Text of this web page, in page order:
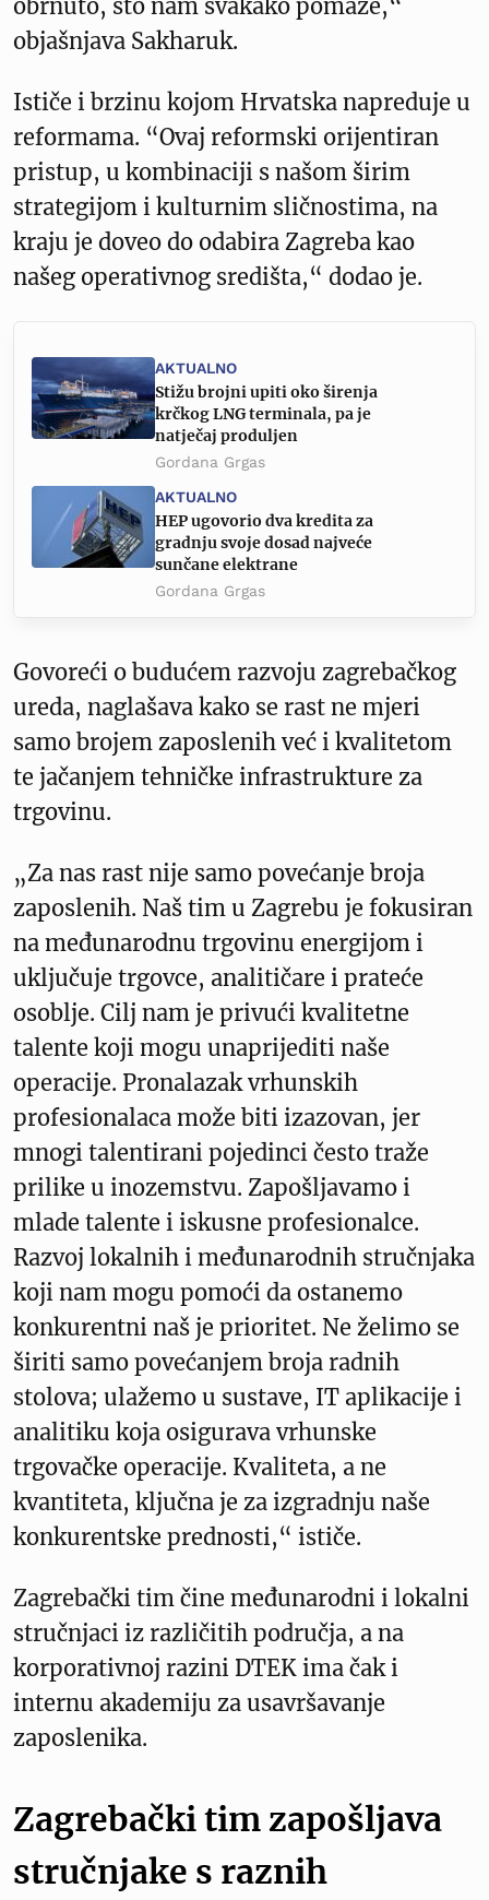
obrnuto, što nam svakako pomaže,“
objašnjava Sakharuk.
Ističe i brzinu kojom Hrvatska napreduje u
reformama. “Ovaj reformski orijentiran
pristup, u kombinaciji s našom širim
strategijom i kulturnim sličnostima, na
kraju je doveo do odabira Zagreba kao
našeg operativnog središta,“ dodao je.
AKTUALNO
Stižu brojni upiti oko širenja
krčkog LNG terminala, pa je
natječaj produljen
Gordana Grgas
AKTUALNO
HEP ugovorio dva kredita za
gradnju svoje dosad najveće
sunčane elektrane
Gordana Grgas
Govoreći o budućem razvoju zagrebačkog
ureda, naglašava kako se rast ne mjeri
samo brojem zaposlenih već i kvalitetom
te jačanjem tehničke infrastrukture za
trgovinu.
„Za nas rast nije samo povećanje broja
zaposlenih. Naš tim u Zagrebu je fokusiran
na međunarodnu trgovinu energijom i
uključuje trgovce, analitičare i prateće
osoblje. Cilj nam je privući kvalitetne
talente koji mogu unaprijediti naše
operacije. Pronalazak vrhunskih
profesionalaca može biti izazovan, jer
mnogi talentirani pojedinci često traže
prilike u inozemstvu. Zapošljavamo i
mlade talente i iskusne profesionalce.
Razvoj lokalnih i međunarodnih stručnjaka
koji nam mogu pomoći da ostanemo
konkurentni naš je prioritet. Ne želimo se
širiti samo povećanjem broja radnih
stolova; ulažemo u sustave, IT aplikacije i
analitiku koja osigurava vrhunske
trgovačke operacije. Kvaliteta, a ne
kvantiteta, ključna je za izgradnju naše
konkurentske prednosti,“ ističe.
Zagrebački tim čine međunarodni i lokalni
stručnjaci iz različitih područja, a na
korporativnoj razini DTEK ima čak i
internu akademiju za usavršavanje
zaposlenika.
Zagrebački tim zapošljava
stručnjake s raznih